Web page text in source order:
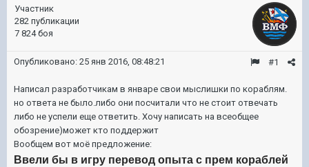
Участник
282 публикации
7 824 боя
#1
Опубликовано: 25 янв 2016, 08:48:21
Написал разработчикам в январе свои мыслишки по кораблям.
но ответа не было.либо они посчитали что не стоит отвечать
либо не успели еще ответить. Хочу написать на всеобщее
обозрение)может кто поддержит
Вообщем вот моё предложение:
Ввели бы в игру перевод опыта с прем кораблей